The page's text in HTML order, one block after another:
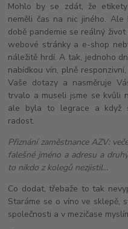
Mohlo by se zdát, že
neměli čas na nic jiného.
době pandemie se reálný
webové stránky a e-shop
náležitě hrdí. A tak, jednoho
nabídkou vín, plně
Vaše dotazy a nasměruje
trvalo a museli jsme se kvůli
ale byla to legrace a když
radost.
Přiznání zaměstnance AZV:
falešné jméno a adresu a
to nikdo z kolegů nezjistil…
Co dodat, třebaže to tak
Staráme se o víno ve sklepě,
společnosti a v mezičase